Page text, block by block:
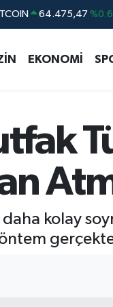
DOLAR 47,5986
STERLİN 64,2438
64.475,47
EKONOMİ
daha kolay